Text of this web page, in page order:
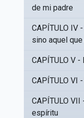
de mi padre
CAPÍTULO IV
sino aquel
CAPÍTULO V
CAPÍTULO VI
CAPÍTULO
espíritu